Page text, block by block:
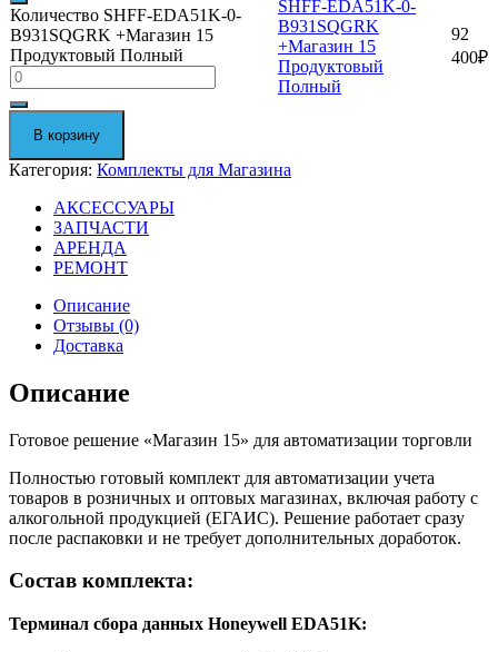
Количество SHFF-EDA51K-0-
B931SQGRK +Магазин 15
Продуктовый Полный
SHFF-EDA51K-0-
B931SQGRK
+Магазин 15
Продуктовый
Полный
92
400₽
В корзину
Категория: Комплекты для Магазина
АКСЕССУАРЫ
ЗАПЧАСТИ
АРЕНДА
РЕМОНТ
Описание
Отзывы (0)
Доставка
Описание
Готовое решение «Магазин 15» для автоматизации торговли
Полностью готовый комплект для автоматизации учета
товаров в розничных и оптовых магазинах, включая работу с
алкогольной продукцией (ЕГАИС). Решение работает сразу
после распаковки и не требует дополнительных доработок.
Состав комплекта:
Терминал сбора данных Honeywell EDA51K: